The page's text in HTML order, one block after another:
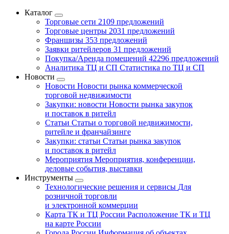
Каталог
Торговые сети 2109 предложений
Торговые центры 2031 предложений
Франшизы 353 предложений
Заявки ритейлеров 31 предложений
Покупка/Аренда помещений 42296 предложений
Аналитика ТЦ и СП Статистика по ТЦ и СП
Новости
Новости Новости рынка коммерческой
торговой недвижимости
Закупки: новости Новости рынка закупок
и поставок в ритейл
Статьи Статьи о торговой недвижимости,
ритейле и франчайзинге
Закупки: статьи Статьи рынка закупок
и поставок в ритейл
Мероприятия Мероприятия, конференции,
деловые события, выставки
Инструменты
Технологические решения и сервисы Для
розничной торговли
и электронной коммерции
Карта ТК и ТЦ России Расположение ТК и ТЦ
на карте России